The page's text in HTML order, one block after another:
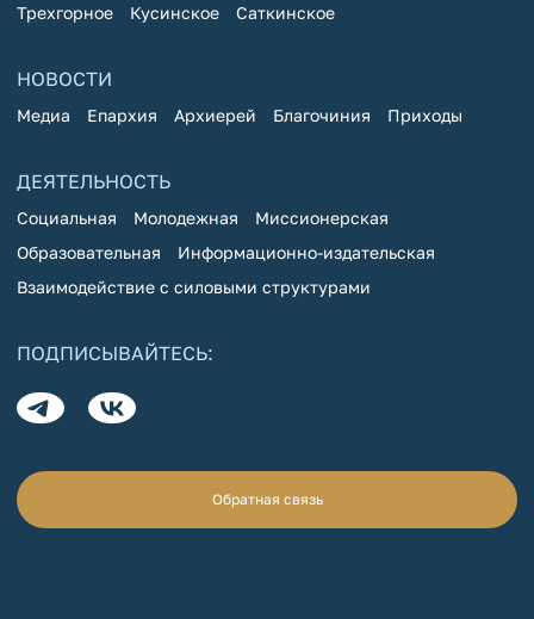
Трехгорное
Кусинское Саткинское
НОВОСТИ
Медиа Епархия Архиерей Благочиния Приходы
ДЕЯТЕЛЬНОСТЬ
Социальная Молодежная
Миссионерская
Образовательная
Информационно-издательская
Взаимодействие с силовыми структурами
ПОДПИСЫВАЙТЕСЬ:
Обратная связь